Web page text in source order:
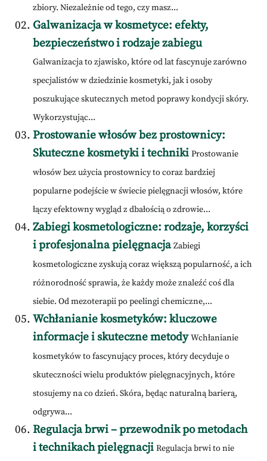
zbiory. Niezależnie od tego, czy masz...
Galwanizacja w kosmetyce: efekty,
bezpieczeństwo i rodzaje zabiegu
Galwanizacja to zjawisko, które od lat fascynuje zarówno
specjalistów w dziedzinie kosmetyki, jak i osoby
poszukujące skutecznych metod poprawy kondycji skóry.
Wykorzystując...
Prostowanie włosów bez prostownicy:
Skuteczne kosmetyki i techniki Prostowanie
włosów bez użycia prostownicy to coraz bardziej
popularne podejście w świecie pielęgnacji włosów, które
łączy efektowny wygląd z dbałością o zdrowie...
Zabiegi kosmetologiczne: rodzaje, korzyści
i profesjonalna pielęgnacja Zabiegi
kosmetologiczne zyskują coraz większą popularność, a ich
różnorodność sprawia, że każdy może znaleźć coś dla
siebie. Od mezoterapii po peelingi chemiczne,...
Wchłanianie kosmetyków: kluczowe
informacje i skuteczne metody Wchłanianie
kosmetyków to fascynujący proces, który decyduje o
skuteczności wielu produktów pielęgnacyjnych, które
stosujemy na co dzień. Skóra, będąc naturalną barierą,
odgrywa...
Regulacja brwi – przewodnik po metodach
i technikach pielęgnacji Regulacja brwi to nie